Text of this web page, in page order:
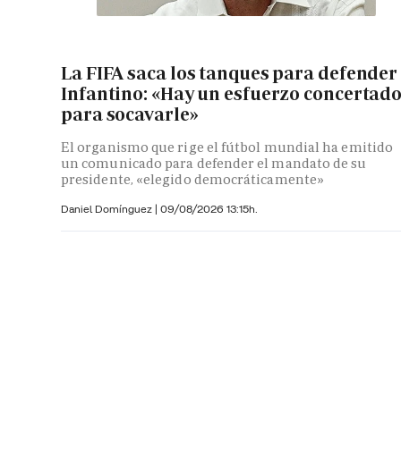
La FIFA saca los tanques para defender
Infantino: «Hay un esfuerzo
para socavarle»
El organismo que rige el fútbol mundial ha emitido
un comunicado para defender el mandato de su
presidente, «elegido democráticamente»
Daniel Domínguez | 09/08/2026 13:15h.